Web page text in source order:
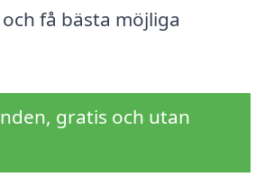
få bästa möjliga
gratis och utan